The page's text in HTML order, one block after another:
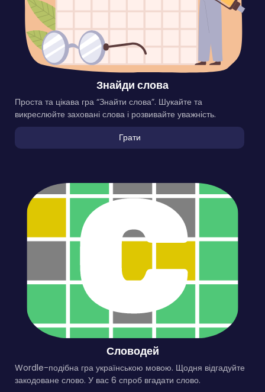
Знайди слова
Проста та цікава гра “Знайти слова”. Шукайте та
викреслюйте заховані слова і розвивайте уважність.
Грати
Словодей
Wordle-подібна гра українською мовою. Щодня відгадуйте
закодоване слово. У вас 6 спроб вгадати слово.